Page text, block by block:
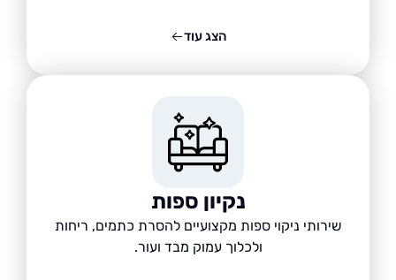
נקיון ספות
שירותי ניקוי ספות מקצועיים להסרת כתמים, ריחות
ולכלוך עמוק מבד ועור.